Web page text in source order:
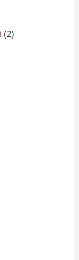
(2)